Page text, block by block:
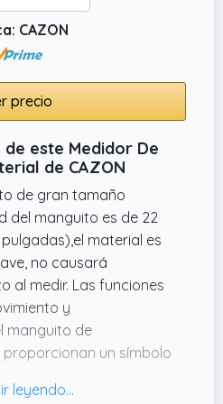
CAZON
precio
este Medidor De
de CAZON
de gran tamaño
del manguito es de 22
pulgadas),el material es
no causará
al medir. Las funciones
y
manguito de
un símbolo
se preocupe por tomar